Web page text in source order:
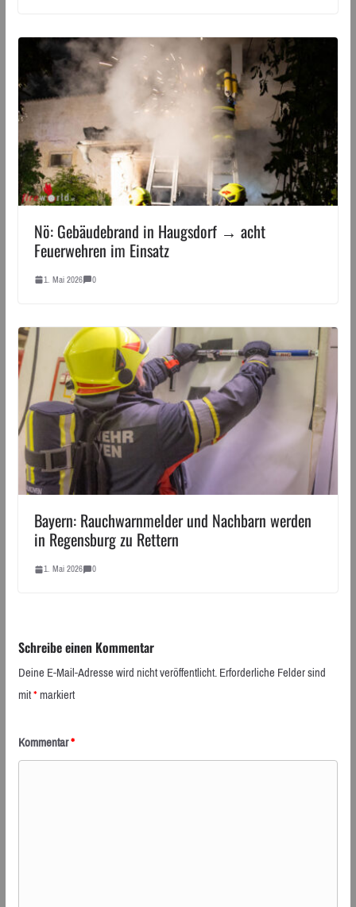
Nö: Gebäudebrand in Haugsdorf → acht
Feuerwehren im Einsatz
1. Mai 2026 0
Bayern: Rauchwarnmelder und Nachbarn werden
in Regensburg zu Rettern
1. Mai 2026 0
Schreibe einen Kommentar
Deine E-Mail-Adresse wird nicht veröffentlicht.Erforderliche Felder sind
mit*markiert
Kommentar*